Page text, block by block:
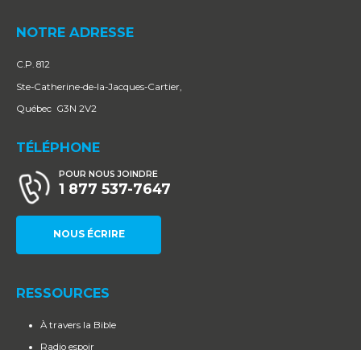
NOTRE ADRESSE
C.P. 812
Ste-Catherine-de-la-Jacques-Cartier,
Québec G3N 2V2
TÉLÉPHONE
POUR NOUS JOINDRE
1 877 537-7647
NOUS ÉCRIRE
RESSOURCES
À travers la Bible
Radio espoir